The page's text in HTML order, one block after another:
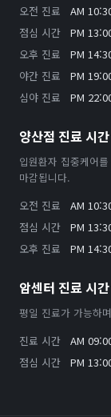
오전 진료
AM
점심 시간
PM
오후 진료
PM
야간 진료
PM
심야 진료
PM
양산점 진료 시간
입원환자 집중케어
마감됩니다.
오전 진료
AM
점심 시간
PM
오후 진료
PM
암센터 진료 시간
평일 진료가 가능하
진료 시간
AM
점심 시간
PM